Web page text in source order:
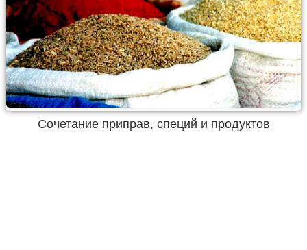
Сочетание приправ, специй и продуктов